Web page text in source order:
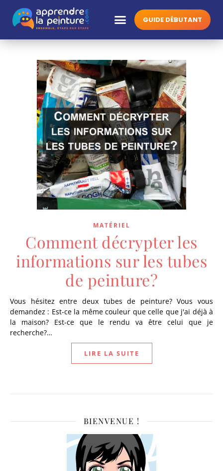
GUIDE DÉBUTANT
MATÉRIEL
Comment décrypter les
informations sur les tubes
de peinture?
Vous hésitez entre deux tubes de peinture? Vous vous
demandez : Est-ce la même couleur que celle que j'ai déjà à
la maison? Est-ce que le rendu va être celui que je
recherche?…
LIRE LA SUITE
BIENVENUE !